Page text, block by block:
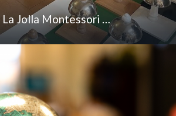
La Jolla Montessori …